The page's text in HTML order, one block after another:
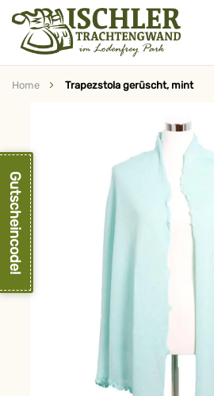
Home Trapezstola gerüscht, mint
springen
Gutscheincode!